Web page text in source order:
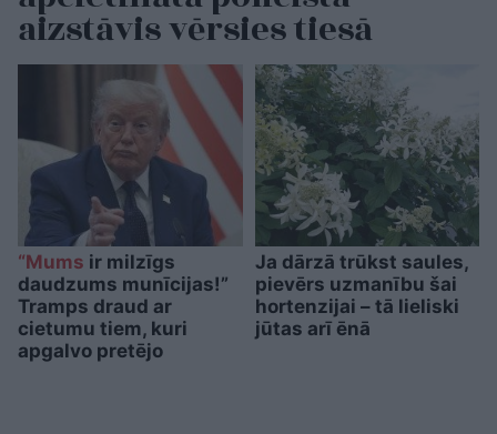
aizstāvis vērsies tiesā
“Mums ir milzīgs
daudzums munīcijas!”
Tramps draud ar
cietumu tiem, kuri
apgalvo pretējo
Ja dārzā trūkst saules,
pievērs uzmanību šai
hortenzijai – tā lieliski
jūtas arī ēnā